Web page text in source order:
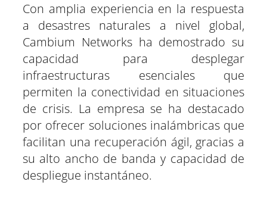
Con amplia experiencia en la respuesta
a desastres naturales a nivel global,
Cambium Networks ha demostrado su
capacidad para desplegar
infraestructuras esenciales que
permiten la conectividad en situaciones
de crisis. La empresa se ha destacado
por ofrecer soluciones inalámbricas que
facilitan una recuperación ágil, gracias a
su alto ancho de banda y capacidad de
despliegue instantáneo.